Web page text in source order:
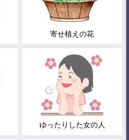
寄せ植えの花
ゆったりした女の人